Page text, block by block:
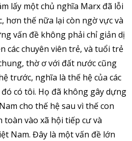
lấy một chủ nghĩa Marx đã lỗi
hơn thế nữa lại còn ngờ vực và
vấn đề không phải chỉ giản dị
các chuyên viên trẻ, và tuổi trẻ
thờ ơ với đất nước cũng
trước, nghĩa là thế hệ của các
có tôi. Họ đã không gây dựng
cho thế hệ sau vì thế con
vào xã hội tiếp cư và
Nam. Đây là một vấn đề lớn